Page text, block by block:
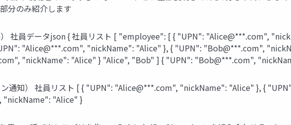
分のみ紹介します
社員データjson { 社員リスト [ "employee": [ { "UPN": "Alice@***.com",
"Alice@***.com", "nickName": "Alice" }, { "UPN": "Bob@***.com",
"nickName": "Alice" } "Alice", "Bob" ] { "UPN": "Bob@***.com",
ン通知） 社員リスト [ { "UPN": "Alice@***.com", "nickName": "Alice" }, {
"nickName": "Alice" }